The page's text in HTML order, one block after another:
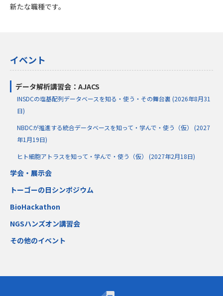
新たな職種です。
イベント
データ解析講習会：AJACS
INSDCの塩基配列データベースを知る・使う・その舞台裏 (2026年8月31
日)
NBDCが推進する統合データベースを知って・学んで・使う（仮） (2027
年1月19日)
ヒト細胞アトラスを知って・学んで・使う（仮） (2027年2月18日)
学会・展示会
トーゴーの日シンポジウム
BioHackathon
NGSハンズオン講習会
その他のイベント